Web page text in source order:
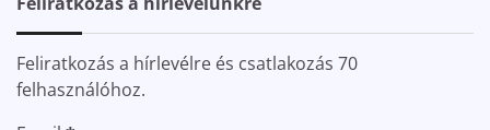
Feliratkozás a hírlevélre és csatlakozás 70
felhasználóhoz.